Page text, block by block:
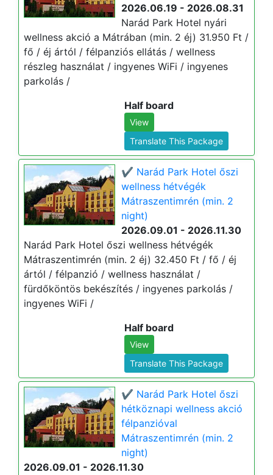
2026.06.19 - 2026.08.31
Narád Park Hotel nyári
wellness akció a Mátrában (min. 2 éj) 31.950 Ft /
fő / éj ártól / félpanziós ellátás / wellness
részleg használat / ingyenes WiFi / ingyenes
parkolás /
Half board
View
Translate This Package
✔️ Narád Park Hotel őszi
wellness hétvégék
Mátraszentimrén (min. 2
night)
2026.09.01 - 2026.11.30
Narád Park Hotel őszi wellness hétvégék
Mátraszentimrén (min. 2 éj) 32.450 Ft / fő / éj
ártól / félpanzió / wellness használat /
fürdőköntös bekészítés / ingyenes parkolás /
ingyenes WiFi /
Half board
View
Translate This Package
✔️ Narád Park Hotel őszi
hétköznapi wellness akció
félpanzióval
Mátraszentimrén (min. 2
night)
2026.09.01 - 2026.11.30